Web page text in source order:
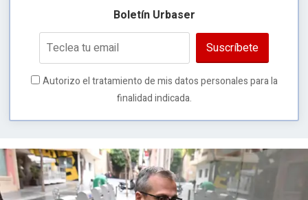
Boletín Urbaser
Suscríbete
Autorizo el tratamiento de mis datos personales para la
finalidad indicada.